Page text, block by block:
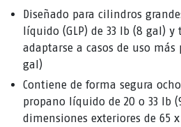
Diseñado para cilindros
líquido (GLP) de 33 lb (8 gal)
adaptarse a casos de uso más
gal)
Contiene de forma segura
propano líquido de 20 o 33 lb
dimensiones exteriores de 65 x